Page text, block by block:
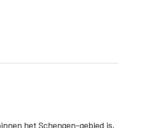
het Schengen-gebied is,